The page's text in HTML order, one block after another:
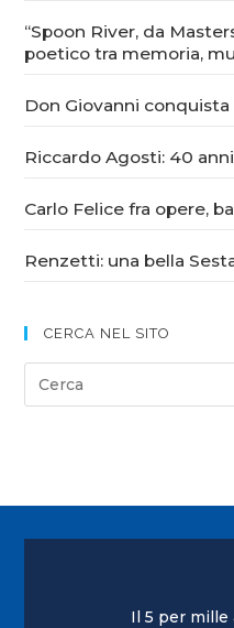
“Spoon River, da
poetico tra memoria,
Don Giovanni
Riccardo Agosti: 40
Carlo Felice fra opere,
Renzetti: una bella
CERCA NEL SITO
Il 5 per mille